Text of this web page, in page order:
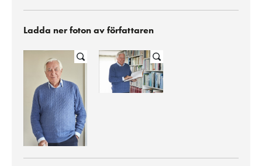
Ladda ner foton av författaren